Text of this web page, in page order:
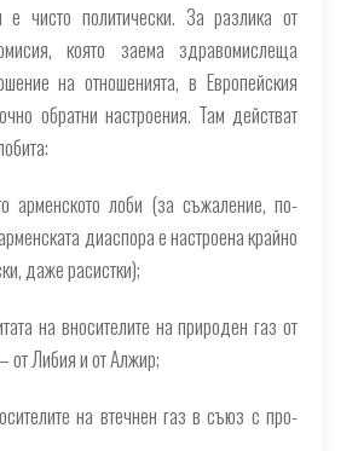
е чисто политически. За разлика от
която заема здравомислеща
на отношенията, в Европейския
обратни настроения. Там действат
арменското лоби (за съжаление, по-
диаспора е настроена крайно
даже расистки);
на вносителите на природен газ от
от Либия и от Алжир;
на втечнен газ в съюз с про-